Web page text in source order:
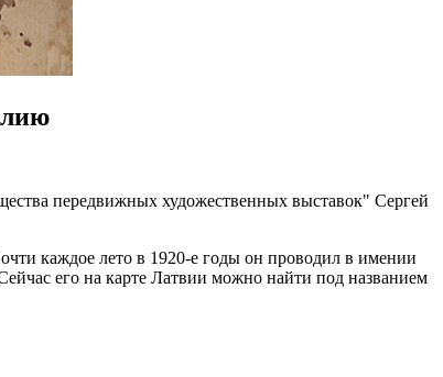
передвижных художественных выставок" Сергей
каждое лето в 1920-е годы он проводил в имении
его на карте Латвии можно найти под названием